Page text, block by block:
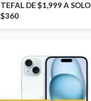
TEFAL DE $1,999 A SOLO
$360